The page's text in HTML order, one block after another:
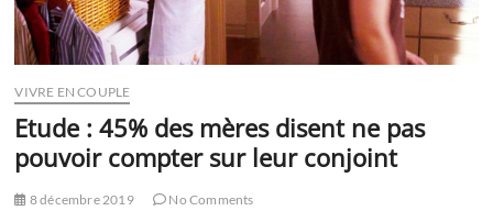
VIVRE EN COUPLE
Etude : 45% des mères disent ne pas
pouvoir compter sur leur conjoint
8 décembre 2019
No Comments